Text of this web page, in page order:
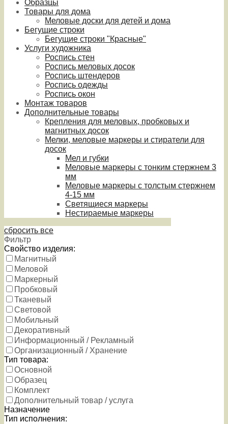
Образцы
Товары для дома
Меловые доски для детей и дома
Бегущие строки
Бегущие строки "Красные"
Услуги художника
Роспись стен
Роспись меловых досок
Роспись штендеров
Роспись одежды
Роспись окон
Монтаж товаров
Дополнительные товары
Крепления для меловых, пробковых и
магнитных досок
Мелки, меловые маркеры и стиратели для
досок
Мел и губки
Меловые маркеры с тонким стержнем 3
мм
Меловые маркеры с толстым стержнем
4-15 мм
Светящиеся маркеры
Нестираемые маркеры
сбросить все
Фильтр
Свойство изделия:
Магнитный
Меловой
Маркерный
Пробковый
Тканевый
Световой
Мобильный
Декоративный
Информационный / Рекламный
Организационный / Хранение
Тип товара:
Основной
Образец
Комплект
Дополнительный товар / услуга
Назначение
Тип исполнения: